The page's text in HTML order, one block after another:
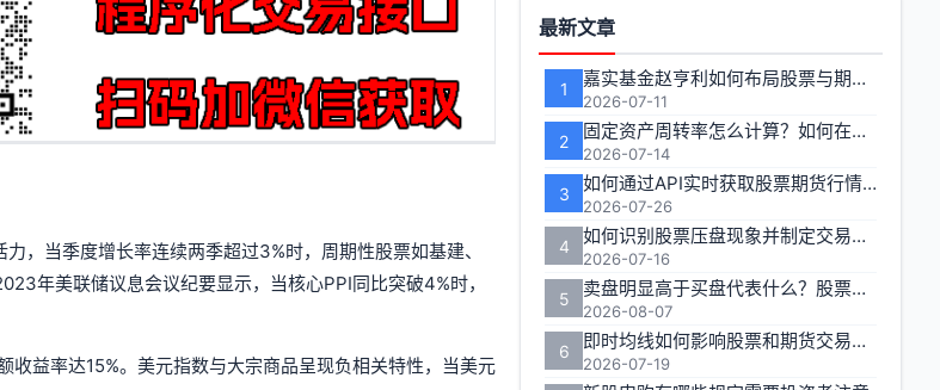
，当季度增长率连续两季超过3%时，周期性股票如基建、
年美联储议息会议纪要显示，当核心PPI同比突破4%时，
益率达15%。美元指数与大宗商品呈现负相关特性，当美元
功
能
区
最新文章
1 嘉实基金赵亨利如何布局股票与期货市场
2026-07-11
2 固定资产周转率怎么计算？如何在投资分析中有效运用？
2026-07-14
3 如何通过API实时获取股票期货行情数据
2026-07-26
4 如何识别股票压盘现象并制定交易策略
2026-07-16
5 卖盘明显高于买盘代表什么？股票期货交易者如何应对
2026-08-07
6 即时均线如何影响股票和期货交易决策
2026-07-19